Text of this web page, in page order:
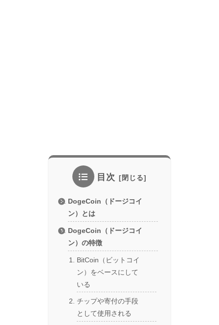
目次
DogeCoin（ドージコイ
ン）とは
DogeCoin（ドージコイ
ン）の特徴
BitCoin（ビットコイ
ン）をベースにして
いる
チップや寄付の手段
として使用される